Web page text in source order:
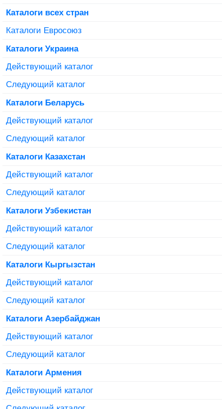
Каталоги всех стран
Каталоги Евросоюз
Каталоги Украина
Действующий каталог
Следующий каталог
Каталоги Беларусь
Действующий каталог
Следующий каталог
Каталоги Казахстан
Действующий каталог
Следующий каталог
Каталоги Узбекистан
Действующий каталог
Следующий каталог
Каталоги Кыргызстан
Действующий каталог
Следующий каталог
Каталоги Азербайджан
Действующий каталог
Следующий каталог
Каталоги Армения
Действующий каталог